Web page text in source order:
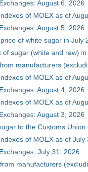
August 6, 2026
of MOEX as of
August 5, 2026
of white sugar in July
sugar (white and raw)
manufacturers
of MOEX as of
August 4, 2026
of MOEX as of
August 3, 2026
to the Customs
of MOEX as of July
July 31, 2026
manufacturers